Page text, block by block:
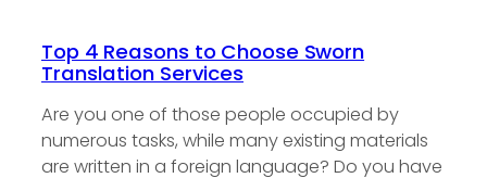
Top 4 Reasons to Choose Sworn
Translation Services
Are you one of those people occupied by
numerous tasks, while many existing materials
are written in a foreign language? Do you have